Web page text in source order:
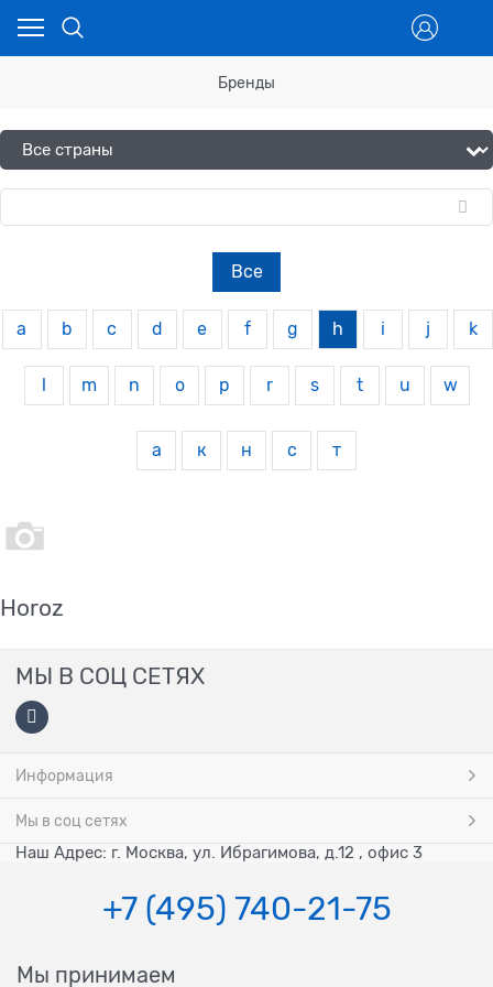
Бренды
Все
a b c d e f g h i j k
m n o p r s t u w
а к н с т
Horoz
МЫ В СОЦ СЕТЯХ
Информация
Мы в соц сетях
Наш Адрес: г. Москва, ул. Ибрагимова, д.12 , офис 3
+7 (495) 740-21-75
Мы принимаем